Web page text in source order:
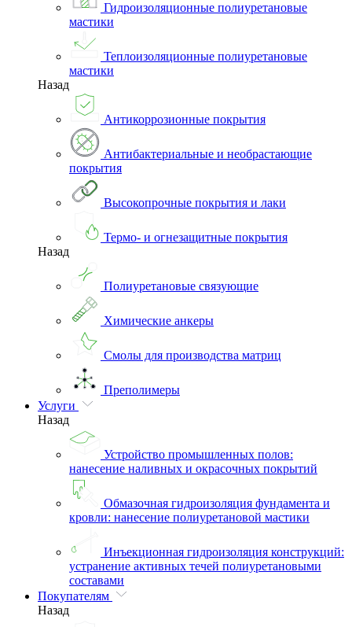
Гидроизоляционные полиуретановые
мастики
Теплоизоляционные полиуретановые
мастики
Назад
Антикоррозионные покрытия
Антибактериальные и необрастающие
покрытия
Высокопрочные покрытия и лаки
Термо- и огнезащитные покрытия
Назад
Полиуретановые связующие
Химические анкеры
Смолы для производства матриц
Преполимеры
Услуги
Назад
Устройство промышленных полов:
нанесение наливных и окрасочных покрытий
Обмазочная гидроизоляция фундамента и
кровли: нанесение полиуретановой мастики
Инъекционная гидроизоляция конструкций:
устранение активных течей полиуретановыми
составами
Покупателям
Назад